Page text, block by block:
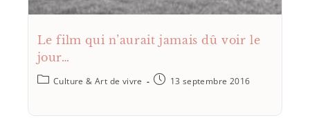
Le film qui n’aurait jamais dû voir le
jour…
Culture & Art de vivre 13 septembre 2016